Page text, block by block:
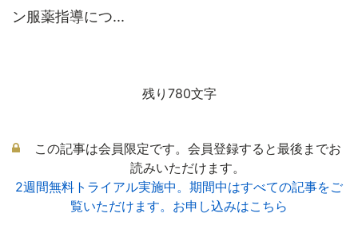
ン服薬指導につ...
残り780文字
この記事は会員限定です。会員登録すると最後までお
読みいただけます。
2週間無料トライアル実施中。期間中はすべての記事をご
覧いただけます。お申し込みはこちら